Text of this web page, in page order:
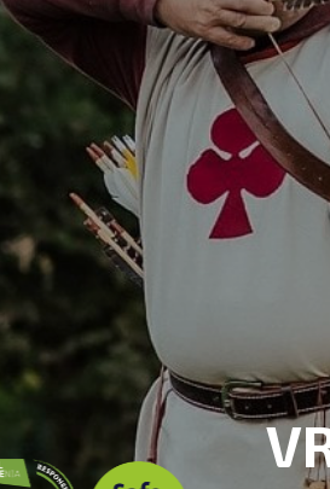
PARKUR
DOŽIVITE
GOZDNI TRASI